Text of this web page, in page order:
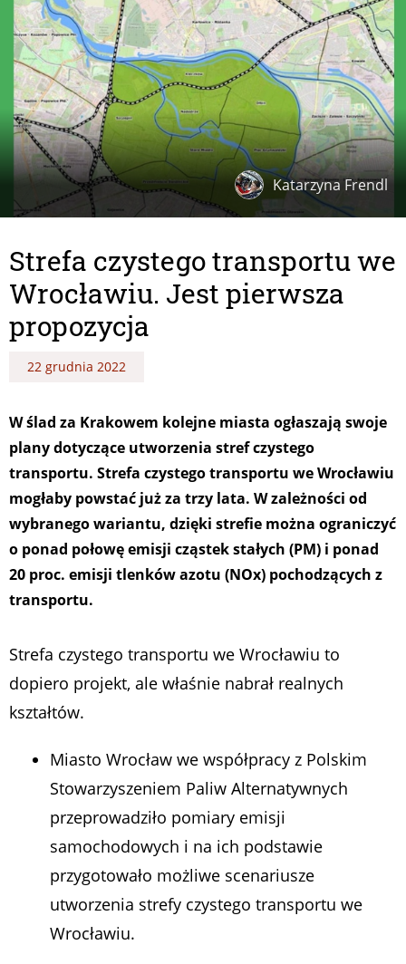
Katarzyna Frendl
Strefa czystego transportu we
Wrocławiu. Jest pierwsza
propozycja
22 grudnia 2022
W ślad za Krakowem kolejne miasta ogłaszają swoje
plany dotyczące utworzenia stref czystego
transportu. Strefa czystego transportu we Wrocławiu
mogłaby powstać już za trzy lata. W zależności od
wybranego wariantu, dzięki strefie można ograniczyć
o ponad połowę emisji cząstek stałych (PM) i ponad
20 proc. emisji tlenków azotu (NOx) pochodzących z
transportu.
Strefa czystego transportu we Wrocławiu to
dopiero projekt, ale właśnie nabrał realnych
kształtów.
Miasto Wrocław we współpracy z Polskim
Stowarzyszeniem Paliw Alternatywnych
przeprowadziło pomiary emisji
samochodowych i na ich podstawie
przygotowało możliwe scenariusze
utworzenia strefy czystego transportu we
Wrocławiu.